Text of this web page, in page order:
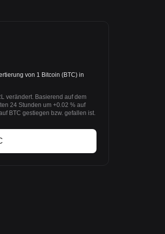
von 1 Bitcoin (BTC) in
verändert. Basierend auf dem
24 Stunden um +0.02 % auf
BTC gestiegen bzw. gefallen ist.